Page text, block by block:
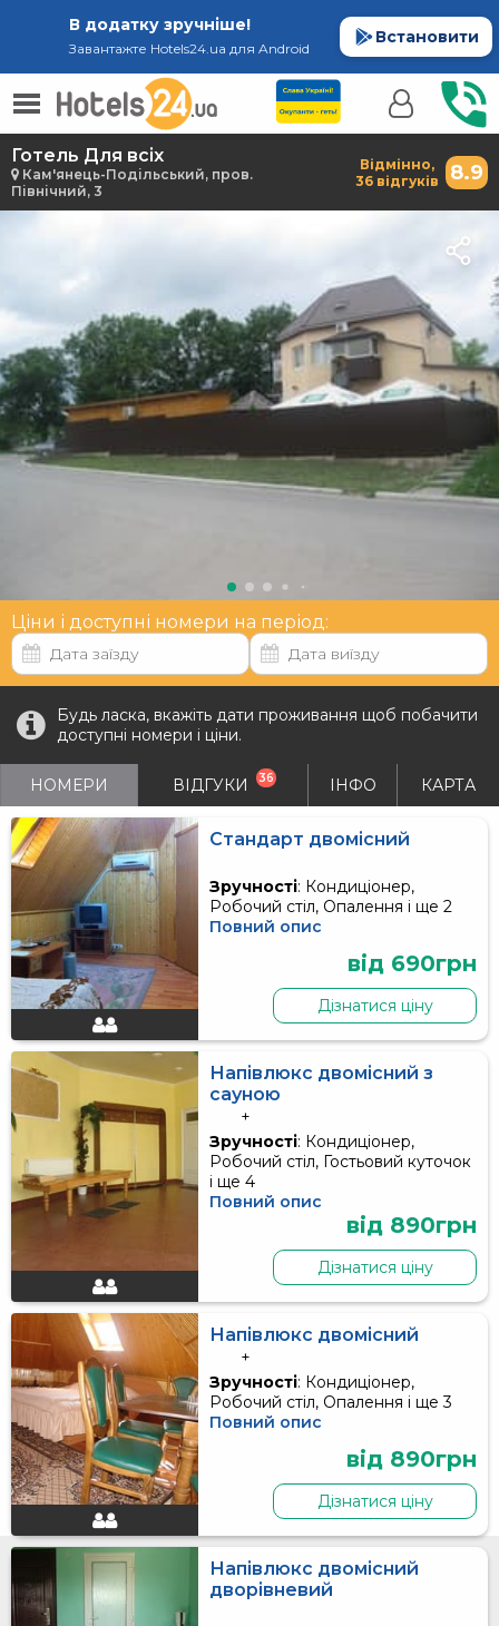
В додатку зручніше!
Завантажте Hotels24.ua для Android
Встановити
Готель Для всіх
Кам'янець-Подільський, пров.
Північний, 3
Відмінно, 8.9
36 відгуків
Ціни і доступні номери на період:
Будь ласка, вкажіть дати проживання щоб побачити
доступні номери і ціни.
НОМЕРИ ВІДГУКИ 36 ІНФО КАРТА
Стандарт двомісний
Зручності: Кондиціонер,
Робочий стіл, Опалення і ще 2
Повний опис
від 690грн
Дізнатися ціну
Напівлюкс двомісний з
сауною
+
Зручності: Кондиціонер,
Робочий стіл, Гостьовий куточок
і ще 4
Повний опис
від 890грн
Дізнатися ціну
Напівлюкс двомісний
+
Зручності: Кондиціонер,
Робочий стіл, Опалення і ще 3
Повний опис
від 890грн
Дізнатися ціну
Напівлюкс двомісний
дворівневий